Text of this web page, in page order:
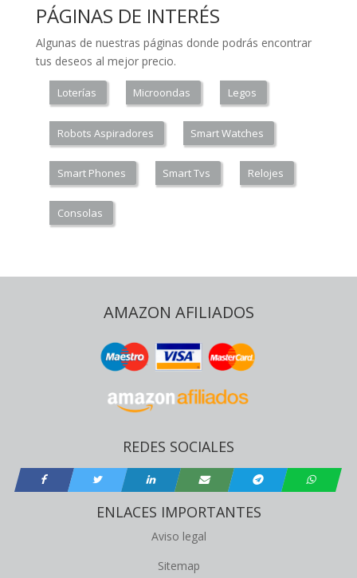
PÁGINAS DE INTERÉS
Algunas de nuestras páginas donde podrás encontrar
tus deseos al mejor precio.
Loterías Microondas Legos
Robots Aspiradores Smart Watches
Smart Phones Smart Tvs Relojes
Consolas
AMAZON AFILIADOS
REDES SOCIALES
ENLACES IMPORTANTES
Aviso legal
Sitemap